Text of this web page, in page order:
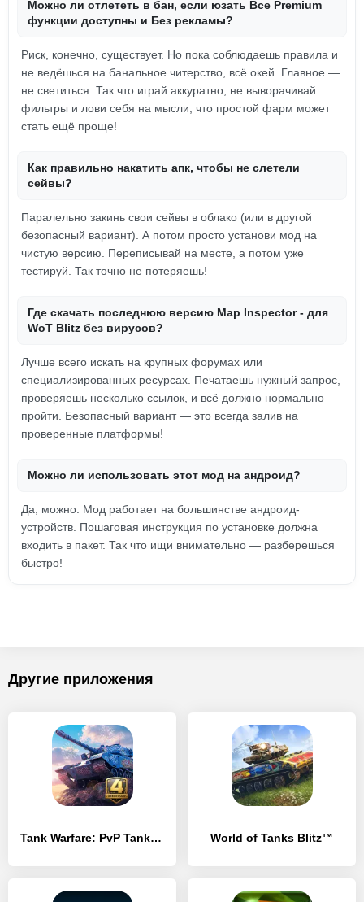
Можно ли отлететь в бан, если юзать Все Premium
функции доступны и Без рекламы?
Риск, конечно, существует. Но пока соблюдаешь правила и
не ведёшься на банальное читерство, всё окей. Главное —
не светиться. Так что играй аккуратно, не выворачивай
фильтры и лови себя на мысли, что простой фарм может
стать ещё проще!
Как правильно накатить апк, чтобы не слетели
сейвы?
Паралельно закинь свои сейвы в облако (или в другой
безопасный вариант). А потом просто установи мод на
чистую версию. Переписывай на месте, а потом уже
тестируй. Так точно не потеряешь!
Где скачать последнюю версию Map Inspector - для
WoT Blitz без вирусов?
Лучше всего искать на крупных форумах или
специализированных ресурсах. Печатаешь нужный запрос,
проверяешь несколько ссылок, и всё должно нормально
пройти. Безопасный вариант — это всегда залив на
проверенные платформы!
Можно ли использовать этот мод на андроид?
Да, можно. Мод работает на большинстве андроид-
устройств. Пошаговая инструкция по установке должна
входить в пакет. Так что ищи внимательно — разберешься
быстро!
Другие приложения
Tank Warfare: PvP Tanks Blitz World of Tanks Blitz™